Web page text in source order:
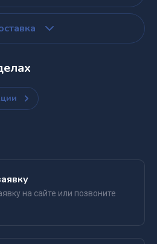
на сайте или позвоните